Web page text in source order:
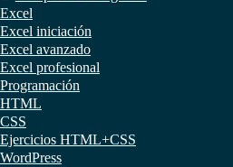
Excel
Excel iniciación
Excel avanzado
Excel profesional
Programación
HTML
CSS
Ejercicios HTML+CSS
WordPress